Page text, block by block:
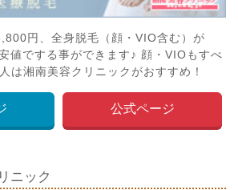
円、全身脱毛（顔・VIO含む）が
値でする事ができます♪ 顔・VIOもすべ
は湘南美容クリニックがおすすめ！
公式ページ
ニック